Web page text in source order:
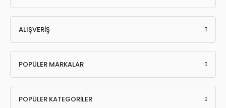
ALIŞVERİŞ
POPÜLER MARKALAR
POPÜLER KATEGORİLER